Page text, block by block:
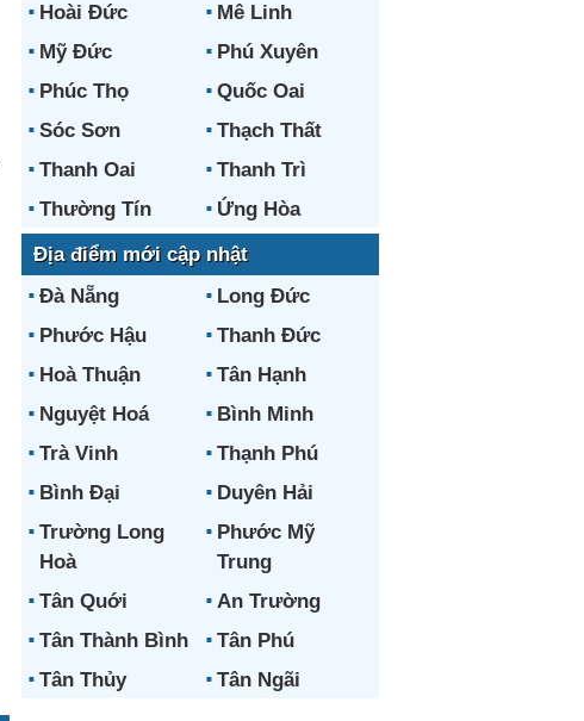
Hoài Đức
Mê Linh
Mỹ Đức
Phú Xuyên
Phúc Thọ
Quốc Oai
Sóc Sơn
Thạch Thất
Thanh Oai
Thanh Trì
Thường Tín
Ứng Hòa
Địa điểm mới cập nhật
Đà Nẵng
Long Đức
Phước Hậu
Thanh Đức
Hoà Thuận
Tân Hạnh
Nguyệt Hoá
Bình Minh
Trà Vinh
Thạnh Phú
Bình Đại
Duyên Hải
Trường Long
Hoà
Phước Mỹ
Trung
Tân Quới
An Trường
Tân Thành Bình
Tân Phú
Tân Thủy
Tân Ngãi